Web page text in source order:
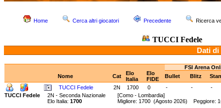
Home Cerca altri giocatori Precedente Ricerca
TUCCI Fedele
Dati di
FSI Arena
Nome
Cat
Elo
Italia
Elo
FIDE
Bullet Blitz
TUCCI Fedele
2N 1700 0 - -
-
TUCCI Fedele
2N - Seconda Nazionale [Como - Lombardia]
Elo Italia: 1700 Migliore: 1700 (Agosto 2026) Peggiore: